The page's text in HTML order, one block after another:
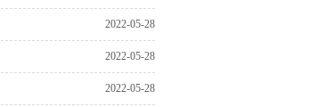
2022-05-28
2022-05-28
2022-05-28